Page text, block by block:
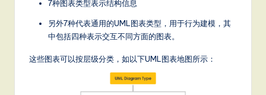
7种图表类型表示结构信息
另外7种代表通用的UML图表类型，用于行为建模，其
中包括四种表示交互不同方面的图表。
这些图表可以按层级分类，如以下UML图表地图所示：